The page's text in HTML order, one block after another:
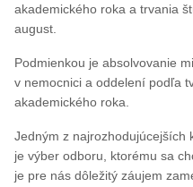
akademického roka a trvania
august.
Podmienkou je absolvovanie
v nemocnici a oddelení podľa
akademického roka.
Jedným z najrozhodujúcejších
je výber odboru, ktorému sa
je pre nás dôležitý záujem